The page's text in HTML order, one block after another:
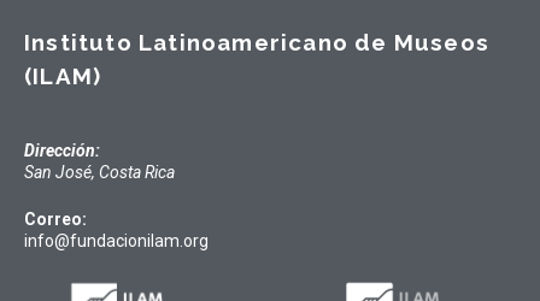
Instituto Latinoamericano de Museos
(ILAM)
Dirección:
San José, Costa Rica
Correo:
info@fundacionilam.org